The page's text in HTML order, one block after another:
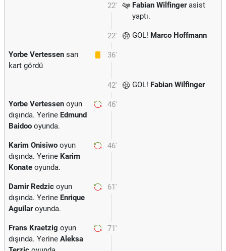
22' Fabian Wilfingerasist
yaptı.
22' GOL! Marco Hoffmann
36'
Yorbe Vertessen sarı
kart gördü
42' GOL! Fabian Wilfinger
46'
Yorbe Vertessen oyun
dışında. Yerine Edmund
Baidoo oyunda.
46'
Karim Onisiwo oyun
dışında. Yerine Karim
Konate oyunda.
61'
Damir Redzic oyun
dışında. Yerine Enrique
Aguilaroyunda.
71'
Frans Kraetzig oyun
dışında. Yerine Aleksa